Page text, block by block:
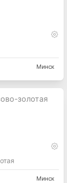
Минск
Минск